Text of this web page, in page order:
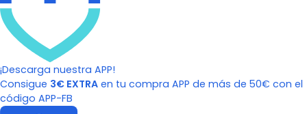
¡Descarga nuestra APP!
Consigue 3€ EXTRA en tu compra APP de más de 50€ con el
código APP-FB